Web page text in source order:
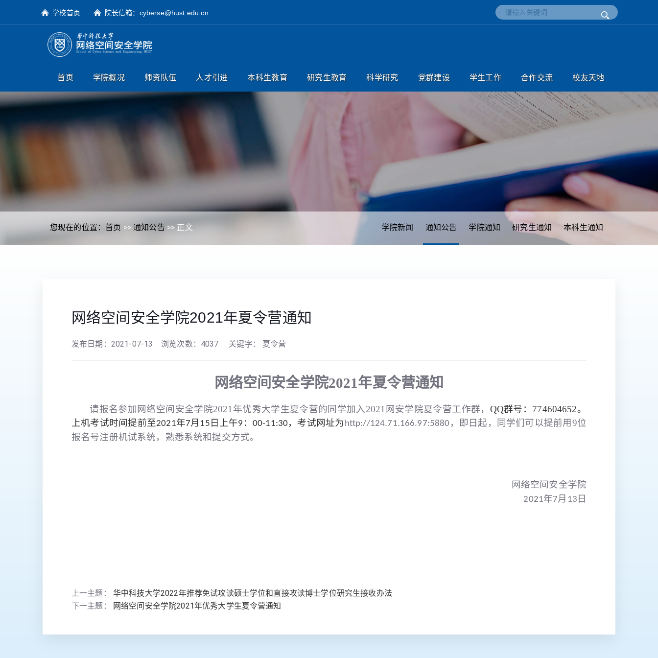
学校首页 院长信箱：cyberse@hust.edu.cn
首页 学院概况 师资队伍 人才引进 本科生教育 研究生教育 科学研究 党群建设 学生工作 合作交流 校友天地
学院新闻 通知公告 学院通知 研究生通知 本科生通知
您现在的位置：首页 >>通知公告 >> 正文
网络空间安全学院2021年夏令营通知
发布日期： 2021-07-13 浏览次数： 4037 关键字： 夏令营
网络空间安全学院2021年夏令营通知
请报名参加网络空间安全学院2021年优秀大学生夏令营的同学加入2021网安学院夏令营工作群， QQ群号：774604652。
上机考试时间提前至2021年7月15日上午9：00-11:30， 考试网址为 http://124.71.166.97:5880，
即日起，同学们可以提前用9位
报名号注册机试系统，熟悉系统和提交方式。
网络空间安全学院
2021年7月 13日
上一主题： 华中科技大学2022年推荐免试攻读硕士学位和直接攻读博士学位研究生接收办法
下一主题：
网络空间安全学院2021年优秀大学生夏令营通知